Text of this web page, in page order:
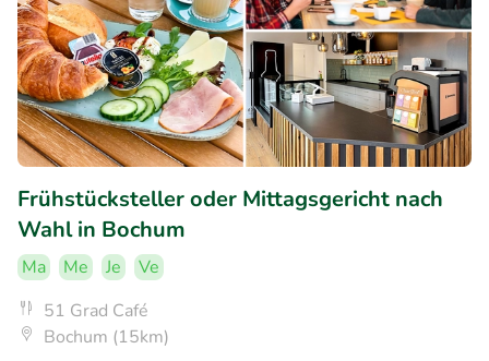
Frühstücksteller oder Mittagsgericht nach
Wahl in Bochum
Ma Me Je
Ve
51 Grad Café
Bochum (15km)